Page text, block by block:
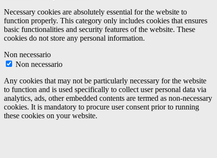
Necessary cookies are absolutely essential for the website to
function properly. This category only includes cookies that ensures
basic functionalities and security features of the website. These
cookies do not store any personal information.
Non necessario
Non necessario
Any cookies that may not be particularly necessary for the website
to function and is used specifically to collect user personal data via
analytics, ads, other embedded contents are termed as non-necessary
cookies. It is mandatory to procure user consent prior to running
these cookies on your website.